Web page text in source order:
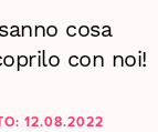
cosa
con noi!
12.08.2022